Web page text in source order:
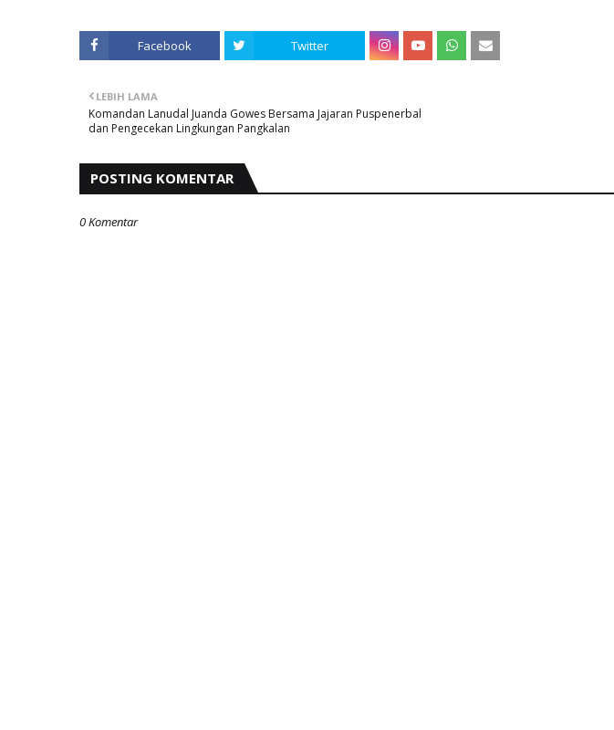
Facebook Twitter
LEBIH LAMA
Komandan Lanudal Juanda Gowes Bersama Jajaran Puspenerbal
dan Pengecekan Lingkungan Pangkalan
POSTING KOMENTAR
0 Komentar